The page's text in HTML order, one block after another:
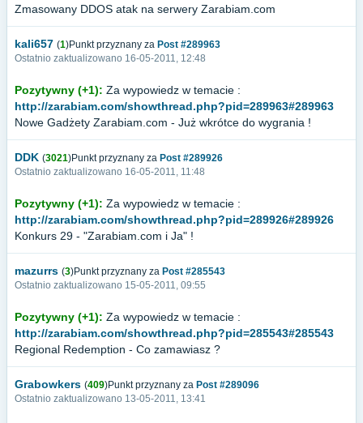
Zmasowany DDOS atak na serwery Zarabiam.com
kali657 (1)Punkt przyznany za Post #289963
Ostatnio zaktualizowano 16-05-2011, 12:48
Pozytywny (+1): Za wypowiedz w temacie :
http://zarabiam.com/showthread.php?pid=289963#289963
Nowe Gadżety Zarabiam.com - Już wkrótce do wygrania !
DDK (3021)Punkt przyznany za Post #289926
Ostatnio zaktualizowano 16-05-2011, 11:48
Pozytywny (+1): Za wypowiedz w temacie :
http://zarabiam.com/showthread.php?pid=289926#289926
Konkurs 29 - "Zarabiam.com i Ja" !
mazurrs (3)Punkt przyznany za Post #285543
Ostatnio zaktualizowano 15-05-2011, 09:55
Pozytywny (+1): Za wypowiedz w temacie :
http://zarabiam.com/showthread.php?pid=285543#285543
Regional Redemption - Co zamawiasz ?
Grabowkers (409)Punkt przyznany za Post #289096
Ostatnio zaktualizowano 13-05-2011, 13:41